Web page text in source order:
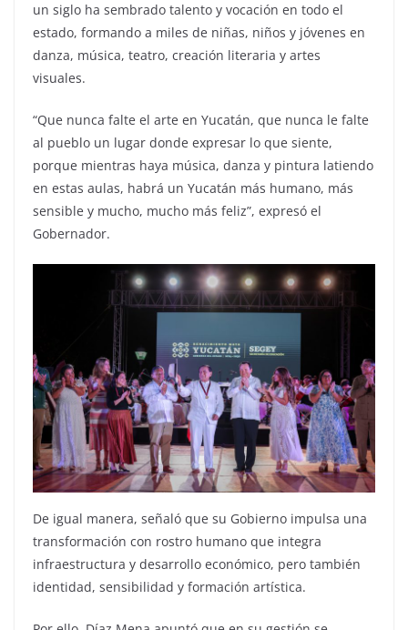
un siglo ha sembrado talento y vocación en todo el
estado, formando a miles de niñas, niños y jóvenes en
danza, música, teatro, creación literaria y artes
visuales.
“Que nunca falte el arte en Yucatán, que nunca le falte
al pueblo un lugar donde expresar lo que siente,
porque mientras haya música, danza y pintura latiendo
en estas aulas, habrá un Yucatán más humano, más
sensible y mucho, mucho más feliz”, expresó el
Gobernador.
De igual manera, señaló que su Gobierno impulsa una
transformación con rostro humano que integra
infraestructura y desarrollo económico, pero también
identidad, sensibilidad y formación artística.